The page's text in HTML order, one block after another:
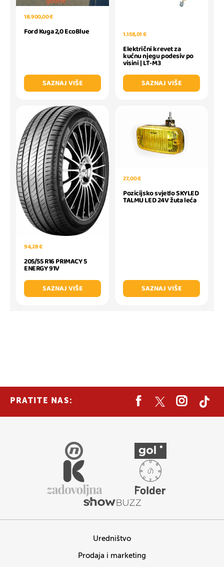
18.900,00 €
Ford Kuga 2,0 EcoBlue
SAZNAJ VIŠE
1.158,01 €
Električni krevet za
kućnu njegu podesiv po
visini | LT-M3
SAZNAJ VIŠE
94,28 €
205/55 R16 PRIMACY 5
ENERGY 91V
SAZNAJ VIŠE
27,00 €
Pozicijsko svjetlo SKYLED
TALMU LED 24V žuta leća
SAZNAJ VIŠE
PRATITE NAS:
Uredništvo
Prodaja i marketing